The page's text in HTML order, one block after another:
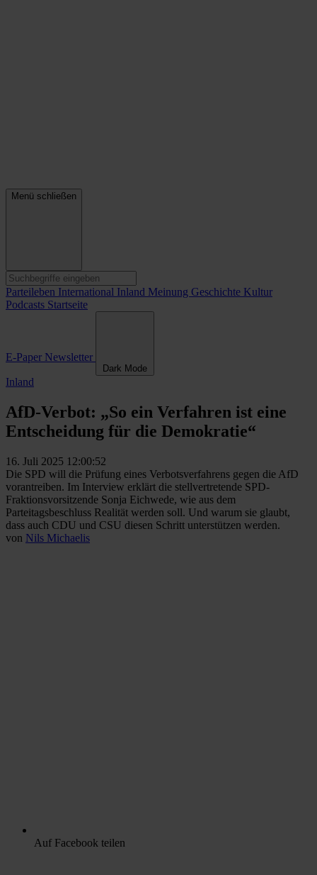
Menü schließen
Parteileben International Inland Meinung Geschichte Kultur
Podcasts Startseite
E-Paper Newsletter
Dark Mode
Inland
AfD-Verbot: „So ein Verfahren ist eine
Entscheidung für die Demokratie“
16. Juli 2025 12:00:52
Die SPD will die Prüfung eines Verbotsverfahrens gegen die AfD
vorantreiben. Im Interview erklärt die stellvertretende SPD-
Fraktionsvorsitzende Sonja Eichwede, wie aus dem
Parteitagsbeschluss Realität werden soll. Und warum sie glaubt,
dass auch CDU und CSU diesen Schritt unterstützen werden.
von Nils Michaelis
Auf Facebook teilen